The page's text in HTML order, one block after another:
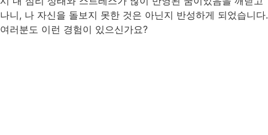
나니, 나 자신을 돌보지 못한 것은 아닌지 반성하게 되었습니다.
여러분도 이런 경험이 있으신가요?